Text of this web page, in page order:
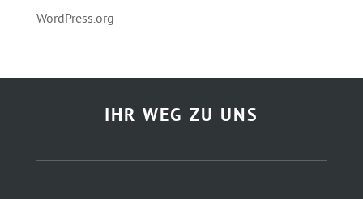
WordPress.org
IHR WEG ZU UNS